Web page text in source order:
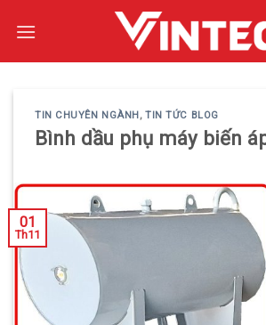
TIN CHUYÊN NGÀNH,TIN TỨC BLOG
Bình dầu phụ máy biến
01
Th11